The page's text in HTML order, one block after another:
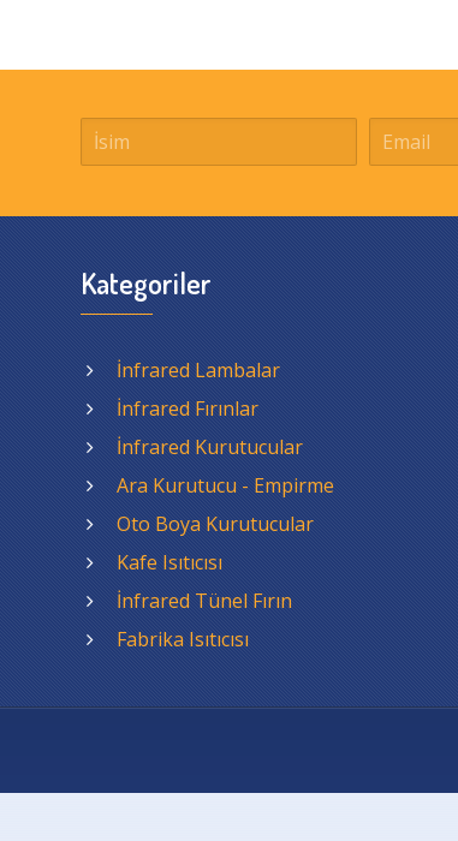
Kategoriler
İnfrared Lambalar
İnfrared Fırınlar
İnfrared Kurutucular
Ara Kurutucu - Empirme
Oto Boya Kurutucular
Kafe Isıtıcısı
İnfrared Tünel Fırın
Fabrika Isıtıcısı